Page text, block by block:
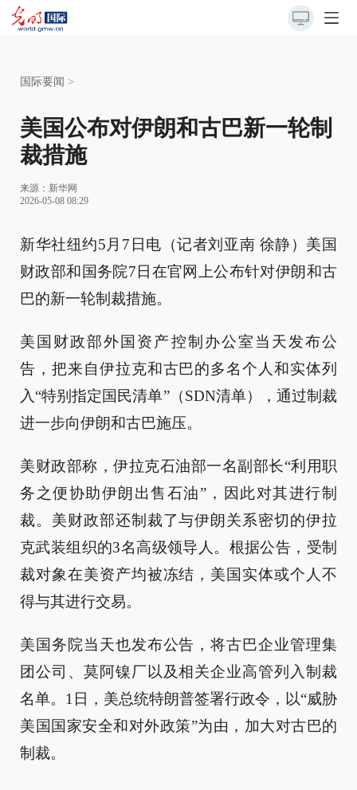
国际要闻 >
美国公布对伊朗和古巴新一轮制
裁措施
来源： 新华网
2026-05-08 08:29
新华社纽约5月7日电（记者刘亚南 徐静）美国
财政部和国务院7日在官网上公布针对伊朗和古
巴的新一轮制裁措施。
美国财政部外国资产控制办公室当天发布公
告，把来自伊拉克和古巴的多名个人和实体列
入“特别指定国民清单”（SDN清单），通过制裁
进一步向伊朗和古巴施压。
美财政部称，伊拉克石油部一名副部长“利用职
务之便协助伊朗出售石油”，因此对其进行制
裁。美财政部还制裁了与伊朗关系密切的伊拉
克武装组织的3名高级领导人。根据公告，受制
裁对象在美资产均被冻结，美国实体或个人不
得与其进行交易。
美国务院当天也发布公告，将古巴企业管理集
团公司、莫阿镍厂以及相关企业高管列入制裁
名单。1日，美总统特朗普签署行政令，以“威胁
美国国家安全和对外政策”为由，加大对古巴的
制裁。